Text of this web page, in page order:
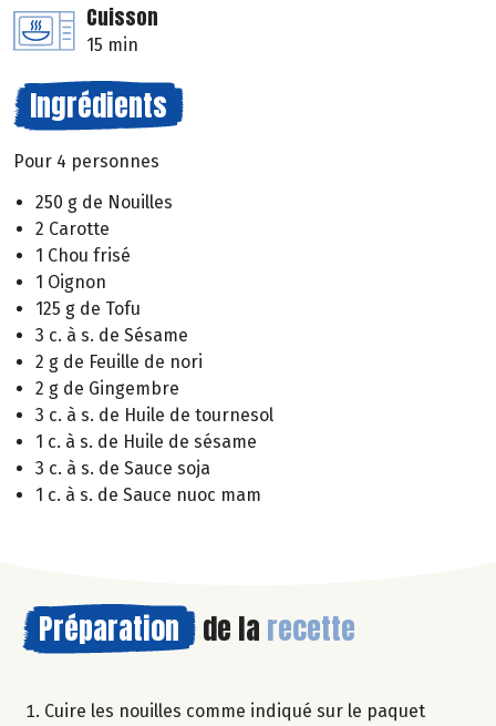
Cuisson
15 min
Ingrédients
Pour 4 personnes
250 g de Nouilles
2 Carotte
1 Chou frisé
1 Oignon
125 g de Tofu
3 c. à s. de Sésame
2 g de Feuille de nori
2 g de Gingembre
3 c. à s. de Huile de tournesol
1 c. à s. de Huile de sésame
3 c. à s. de Sauce soja
1 c. à s. de Sauce nuoc mam
Préparation de la recette
Cuire les nouilles comme indiqué sur le paquet